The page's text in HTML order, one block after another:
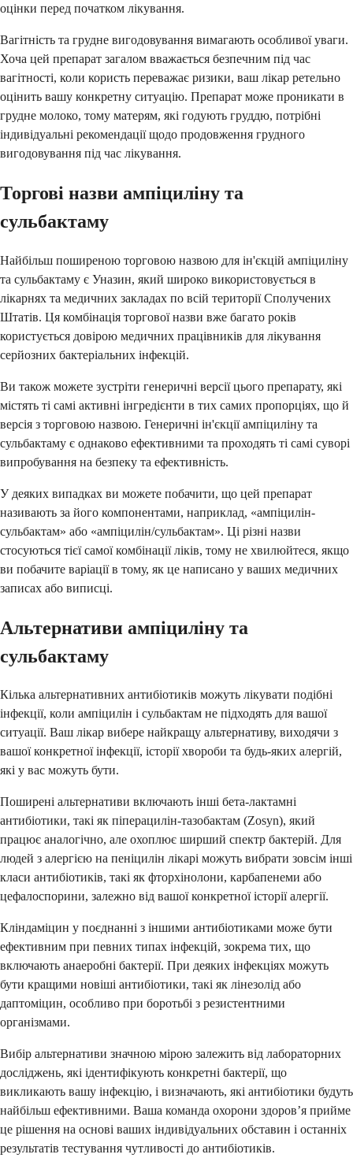
оцінки перед початком лікування.
Вагітність та грудне вигодовування вимагають особливої уваги.
Хоча цей препарат загалом вважається безпечним під час
вагітності, коли користь переважає ризики, ваш лікар ретельно
оцінить вашу конкретну ситуацію. Препарат може проникати в
грудне молоко, тому матерям, які годують груддю, потрібні
індивідуальні рекомендації щодо продовження грудного
вигодовування під час лікування.
Торгові назви ампіциліну та
сульбактаму
Найбільш поширеною торговою назвою для ін'єкцій ампіциліну
та сульбактаму є Уназин, який широко використовується в
лікарнях та медичних закладах по всій території Сполучених
Штатів. Ця комбінація торгової назви вже багато років
користується довірою медичних працівників для лікування
серйозних бактеріальних інфекцій.
Ви також можете зустріти генеричні версії цього препарату, які
містять ті самі активні інгредієнти в тих самих пропорціях, що й
версія з торговою назвою. Генеричні ін'єкції ампіциліну та
сульбактаму є однаково ефективними та проходять ті самі суворі
випробування на безпеку та ефективність.
У деяких випадках ви можете побачити, що цей препарат
називають за його компонентами, наприклад, «ампіцилін-
сульбактам» або «ампіцилін/сульбактам». Ці різні назви
стосуються тієї самої комбінації ліків, тому не хвилюйтеся, якщо
ви побачите варіації в тому, як це написано у ваших медичних
записах або виписці.
Альтернативи ампіциліну та
сульбактаму
Кілька альтернативних антибіотиків можуть лікувати подібні
інфекції, коли ампіцилін і сульбактам не підходять для вашої
ситуації. Ваш лікар вибере найкращу альтернативу, виходячи з
вашої конкретної інфекції, історії хвороби та будь-яких алергій,
які у вас можуть бути.
Поширені альтернативи включають інші бета-лактамні
антибіотики, такі як піперацилін-тазобактам (Zosyn), який
працює аналогічно, але охоплює ширший спектр бактерій. Для
людей з алергією на пеніцилін лікарі можуть вибрати зовсім інші
класи антибіотиків, такі як фторхінолони, карбапенеми або
цефалоспорини, залежно від вашої конкретної історії алергії.
Кліндаміцин у поєднанні з іншими антибіотиками може бути
ефективним при певних типах інфекцій, зокрема тих, що
включають анаеробні бактерії. При деяких інфекціях можуть
бути кращими новіші антибіотики, такі як лінезолід або
даптоміцин, особливо при боротьбі з резистентними
організмами.
Вибір альтернативи значною мірою залежить від лабораторних
досліджень, які ідентифікують конкретні бактерії, що
викликають вашу інфекцію, і визначають, які антибіотики будуть
найбільш ефективними. Ваша команда охорони здоров’я прийме
це рішення на основі ваших індивідуальних обставин і останніх
результатів тестування чутливості до антибіотиків.